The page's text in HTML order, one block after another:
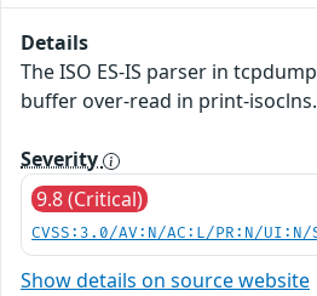
Details
The ISO ES-IS parser in
buffer over-read in print-
Severity
9.8 (Critical)
CVSS:3.0/AV:N/AC:L/PR:N/
Show details on source website